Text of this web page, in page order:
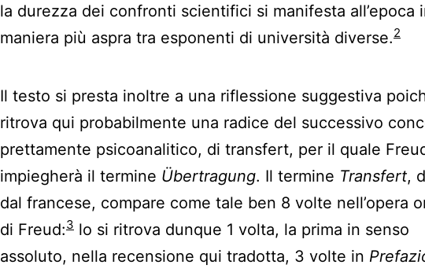
la durezza dei confronti scientifici si manifesta all’epoca
maniera più aspra tra esponenti di università diverse.2
Il testo si presta inoltre a una riflessione suggestiva
ritrova qui probabilmente una radice del successivo
prettamente psicoanalitico, di transfert, per il quale
impiegherà il termine Übertragung. Il termine Transfert,
dal francese, compare come tale ben 8 volte nell’opera
di Freud:3 lo si ritrova dunque 1 volta, la prima in senso
assoluto, nella recensione qui tradotta, 3 volte in